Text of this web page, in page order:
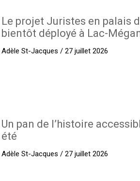
Le projet Juristes en palais
bientôt déployé à Lac-
Adèle St-Jacques / 27 juillet 2026
Un pan de l’histoire
été
Adèle St-Jacques / 27 juillet 2026